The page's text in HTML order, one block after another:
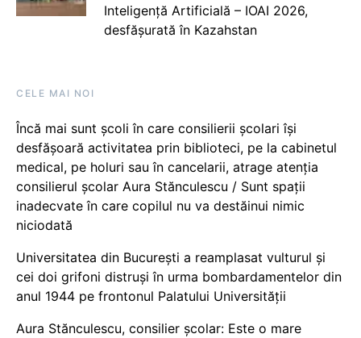
Inteligență Artificială – IOAI 2026,
desfășurată în Kazahstan
CELE MAI NOI
Încă mai sunt școli în care consilierii școlari își
desfășoară activitatea prin biblioteci, pe la cabinetul
medical, pe holuri sau în cancelarii, atrage atenția
consilierul școlar Aura Stănculescu / Sunt spații
inadecvate în care copilul nu va destăinui nimic
niciodată
Universitatea din București a reamplasat vulturul și
cei doi grifoni distruși în urma bombardamentelor din
anul 1944 pe frontonul Palatului Universității
Aura Stănculescu, consilier școlar: Este o mare